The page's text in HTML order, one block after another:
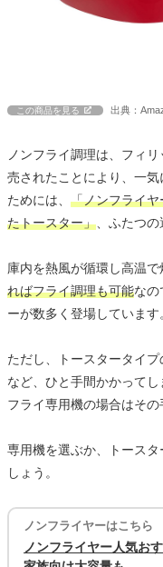
この商品を見る 出典：
ノンフライ調理は、フィ
売されたことにより、一
ためには、 「ノンフライ
たトースター」 、ふたつ
庫内を熱風が循環し高温で
ればフライ調理も可能なの
ーが数多く登場しています
ただし、トースタータイ
など、ひと手間かかって
フライ専用機の場合はその
専用機を選ぶか、トース
しょう。
ノンフライヤーはこちら
ノンフライヤー人気お